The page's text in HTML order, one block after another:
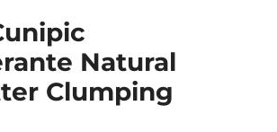
Natural
Clumping